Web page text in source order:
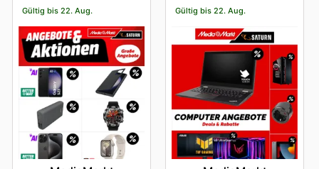
Gültig bis 22. Aug. Gültig bis 22. Aug.